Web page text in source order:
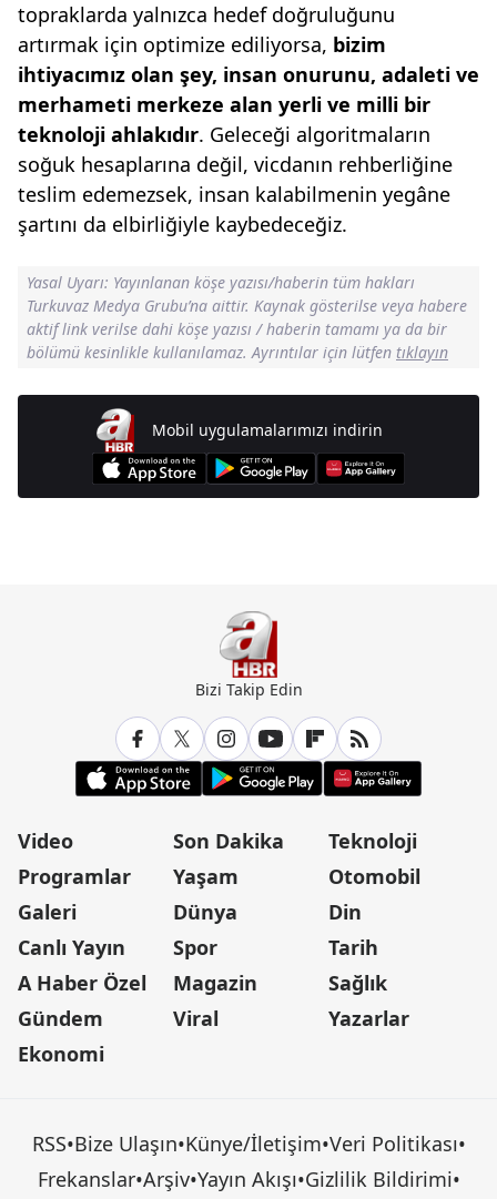
topraklarda yalnızca hedef doğruluğunu
artırmak için optimize ediliyorsa, bizim
ihtiyacımız olan şey, insan onurunu, adaleti ve
merhameti merkeze alan yerli ve milli bir
teknoloji ahlakıdır. Geleceği algoritmaların
soğuk hesaplarına değil, vicdanın rehberliğine
teslim edemezsek, insan kalabilmenin yegâne
şartını da elbirliğiyle kaybedeceğiz.
Yasal Uyarı: Yayınlanan köşe yazısı/haberin tüm hakları
Turkuvaz Medya Grubu’na aittir. Kaynak gösterilse veya habere
aktif link verilse dahi köşe yazısı / haberin tamamı ya da bir
bölümü kesinlikle kullanılamaz. Ayrıntılar için lütfen tıklayın
Mobil uygulamalarımızı indirin
Bizi Takip Edin
Video
Programlar
Galeri
Canlı Yayın
A Haber Özel
Gündem
Ekonomi
Son Dakika
Yaşam
Dünya
Spor
Magazin
Viral
Teknoloji
Otomobil
Din
Tarih
Sağlık
Yazarlar
RSS•Bize Ulaşın•Künye/İletişim•Veri Politikası•
Frekanslar•Arşiv•Yayın Akışı•Gizlilik Bildirimi•